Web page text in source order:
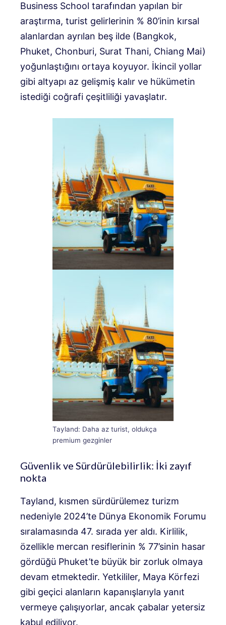
Business School tarafından yapılan bir
araştırma, turist gelirlerinin % 80’inin kırsal
alanlardan ayrılan beş ilde (Bangkok,
Phuket, Chonburi, Surat Thani, Chiang Mai)
yoğunlaştığını ortaya koyuyor. İkincil yollar
gibi altyapı az gelişmiş kalır ve hükümetin
istediği coğrafi çeşitliliği yavaşlatır.
Tayland: Daha az turist, oldukça
premium gezginler
Güvenlik ve Sürdürülebilirlik: İki zayıf
nokta
Tayland, kısmen sürdürülemez turizm
nedeniyle 2024’te Dünya Ekonomik Forumu
sıralamasında 47. sırada yer aldı. Kirlilik,
özellikle mercan resiflerinin % 77’sinin hasar
gördüğü Phuket’te büyük bir zorluk olmaya
devam etmektedir. Yetkililer, Maya Körfezi
gibi geçici alanların kapanışlarıyla yanıt
vermeye çalışıyorlar, ancak çabalar yetersiz
kabul ediliyor.